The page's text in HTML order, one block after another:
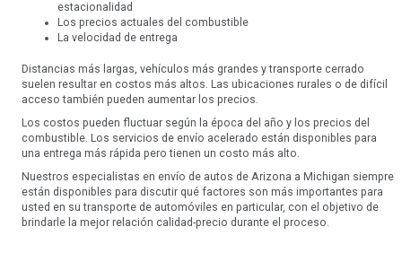
estacionalidad
Los precios actuales del combustible
La velocidad de entrega
Distancias más largas, vehículos más grandes y transporte cerrado
suelen resultar en costos más altos. Las ubicaciones rurales o de difícil
acceso también pueden aumentar los precios.
Los costos pueden fluctuar según la época del año y los precios del
combustible. Los servicios de envío acelerado están disponibles para
una entrega más rápida pero tienen un costo más alto.
Nuestros especialistas en envío de autos de Arizona a Michigan siempre
están disponibles para discutir qué factores son más importantes para
usted en su transporte de automóviles en particular, con el objetivo de
brindarle la mejor relación calidad-precio durante el proceso.